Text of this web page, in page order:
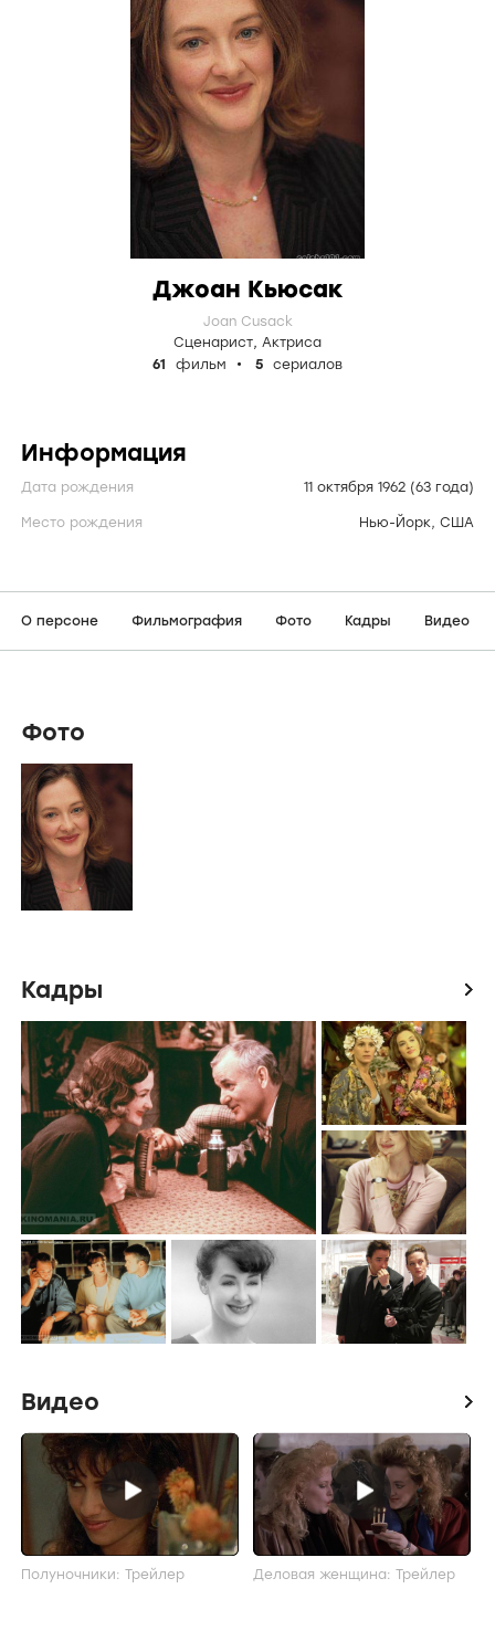
Джоан Кьюсак
Joan Cusack
Сценарист, Актриса
61
фильм 5 сериалов
Информация
Дата рождения 11 октября 1962 (63 года)
Место рождения Нью-Йорк, США
О персоне Фильмография Фото Кадры Видео
Фото
Кадры icon
Видео icon
Полуночники: Трейлер Деловая женщина: Трейлер